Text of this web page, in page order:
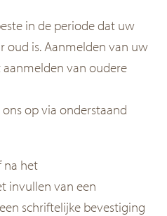
in de periode dat uw
oud is. Aanmelden van uw
aanmelden van oudere
op via onderstaand
na het
invullen van een
schriftelijke bevestiging